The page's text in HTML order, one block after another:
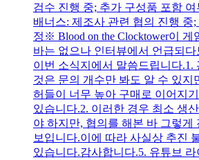
검수 진행 중; 추가 구성품 포함
배너스: 제조사 관련 협의 진행 중;
정※ Blood on the Clocktower이
바는 없으나 인터뷰에서 언급되
이번 소식지에서 말씀드립니다.1.
것은 문의 개수만 봐도 알 수 있지
허들이 너무 높아 구매로 이어지
있습니다.2. 이러한 경우 최소 생
야 하지만, 협의를 해본 바 그렇게
보입니다.이에 따라 사실상 추진
있습니다.감사합니다.5. 유튜브